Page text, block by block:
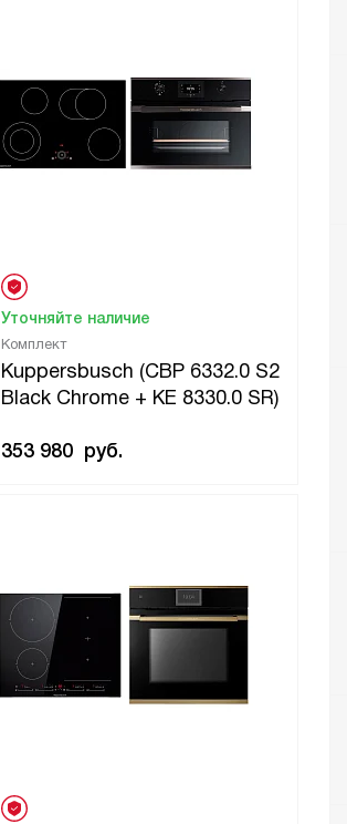
Комплект
Kuppersbusch (CBP 6332.0 S2
Black Chrome + KE 8330.0 SR)
Уточняйте наличие
353 980 руб.